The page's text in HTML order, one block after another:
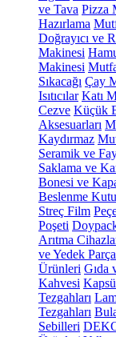
ve Tava Pizza
Hazırlama
Doğrayıcı ve
Makinesi
Makinesi
Sıkacağı Çay
Isıtıcılar Katı
Cezve Küçük
Aksesuarları
Kaydırmaz
Seramik ve
Saklama ve
Bonesi ve
Beslenme
Streç Film
Poşeti
Arıtma
ve Yedek
Ürünleri Gıda
Kahvesi
Tezgahları
Tezgahları
Sebilleri